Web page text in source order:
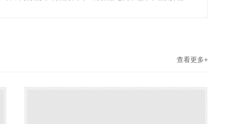
查看更多+